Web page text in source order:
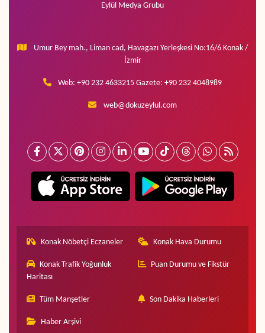
Eylül Medya Grubu
Umur Bey mah., Liman cad, Havagazı Yerleşkesi No:16/6 Konak /
İzmir
Web: +90 232 4633215 Gazete: +90 232 4048989
web@dokuzeylul.com
Konak Nöbetçi Eczaneler Konak Hava Durumu
Konak Trafik Yoğunluk
Haritası
Puan Durumu ve Fikstür
Tüm Manşetler Son Dakika Haberleri
Haber Arşivi